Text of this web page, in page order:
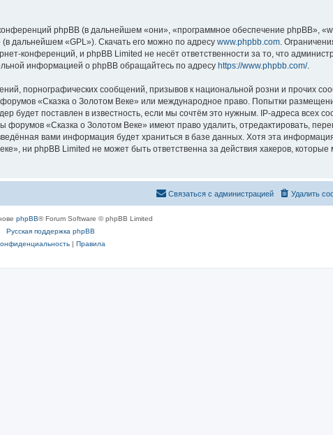
phpBB (в дальнейшем «они», «программное обеспечение phpBB»,
(в дальнейшем «GPL»). Скачать его можно по адресу www.phpbb.com .
конференций, и phpBB Limited не несёт ответственности за то, что
информацией о phpBB обращайтесь по адресу https://www.phpbb.com/.
порнографических сообщений, призывов к национальной розни и прочих
«Сказка о Золотом Веке» или международное право. Попытки
будет поставлен в известность, если мы сочтём это нужным. IP-адреса всех
«Сказка о Золотом Веке» имеют право удалить, отредактировать,
вами информация будет храниться в базе данных. Хотя эта
ни phpBB Limited не может быть ответственна за действия хакеров, которые
Удалить
Связаться с администрацией
phpBB® Forum Software © phpBB Limited
Русская поддержка phpBB
| Правила